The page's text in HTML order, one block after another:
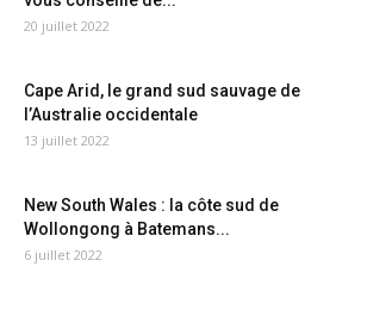
20 juillet 2022
Cape Arid, le grand sud sauvage de
l’Australie occidentale
13 juillet 2022
New South Wales : la côte sud de
Wollongong à Batemans...
6 juillet 2022